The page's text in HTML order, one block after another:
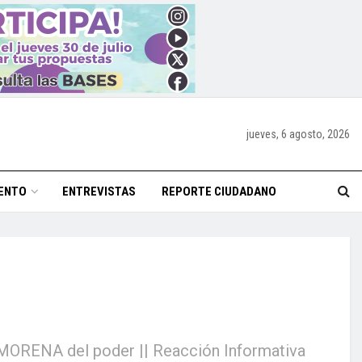
jueves, 6 agosto, 2026
ENTREVISTAS REPORTE CIUDADANO
del poder || Reacción Informativa